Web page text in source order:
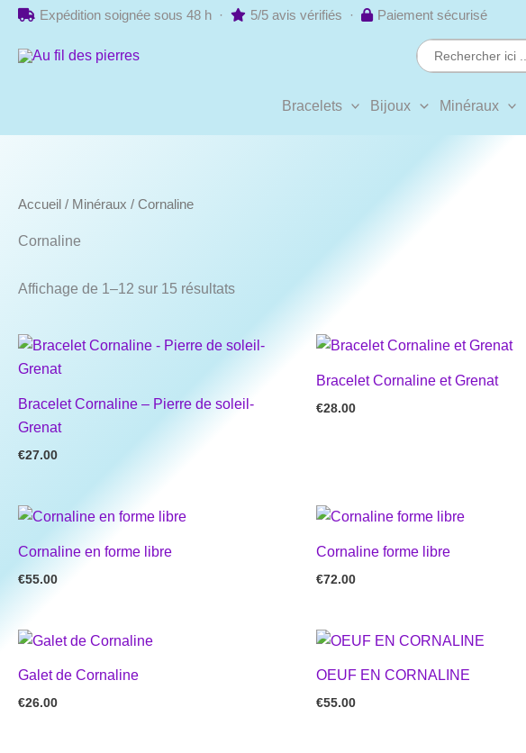
Aller
contenu
Expédition soignée sous 48 h · 5/5 avis vérifiés · Paiement sécurisé
Search
for:
Bracelets Bijoux Minéraux
Accueil / Minéraux / Cornaline
Cornaline
Affichage de 1–12 sur 15 résultats
Bracelet Cornaline – Pierre de soleil-
Grenat
€27.00
Bracelet Cornaline et Grenat
€28.00
Cornaline en forme libre
€55.00
Cornaline forme libre
€72.00
Galet de Cornaline
€26.00
OEUF EN CORNALINE
€55.00